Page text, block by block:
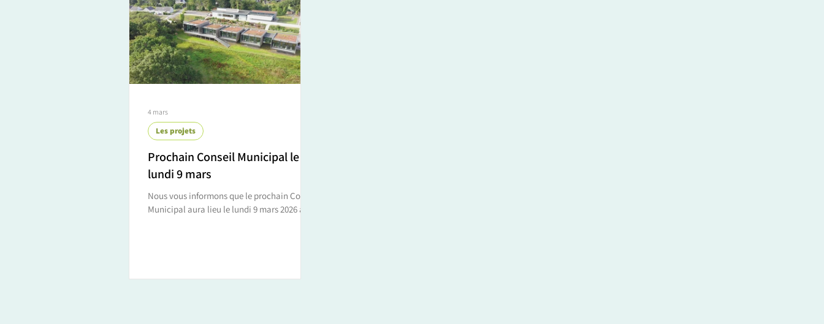
Prochain Conseil Municipal le
lundi 9 mars
Nous vous informons que le prochain Conseil
Municipal aura lieu le lundi 9 mars 2026 à
Les projets
4 mars